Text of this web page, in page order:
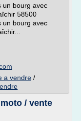
un bourg avec
58500
un bourg avec
a vendre /
/ vente